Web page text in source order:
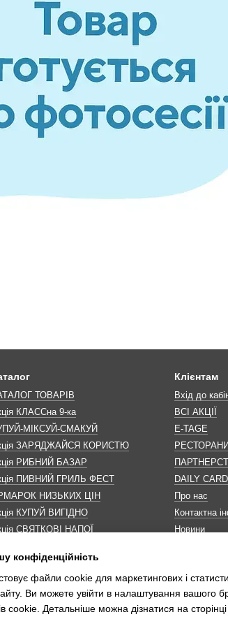
ТОВАРІВ
КЛАССна 9-ка
МІКСУЙ-СМАКУЙ
ЗАРЯДЖАЙСЯ КОРИСТЮ
РИБНИЙ БАЗАР
ПИВНИЙ ГРИЛЬ ФЕСТ
НИЗЬКИХ ЦІН
КУПУЙ ВИГІДНО
СВЯТКОВІ НАПОЇ
ДО МАКОВЕЯ
АКЦІЇ
Клієнтам
Вхід до
ВСІ АКЦІЇ
E-TAGE
РЕСТОРАНИ
DAILY CARD
Про нас
Контактна
Новини
конфіденційність
файли cookie для маркетингових і
Ви можете увійти в налаштування вашого
cookie. Детальніше можна дізнатися на сторінці